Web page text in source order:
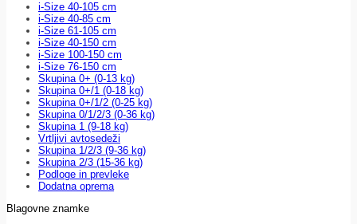
i-Size 40-105 cm
i-Size 40-85 cm
i-Size 61-105 cm
i-Size 40-150 cm
i-Size 100-150 cm
i-Size 76-150 cm
Skupina 0+ (0-13 kg)
Skupina 0+/1 (0-18 kg)
Skupina 0+/1/2 (0-25 kg)
Skupina 0/1/2/3 (0-36 kg)
Skupina 1 (9-18 kg)
Vrtljivi avtosedeži
Skupina 1/2/3 (9-36 kg)
Skupina 2/3 (15-36 kg)
Podloge in prevleke
Dodatna oprema
Blagovne znamke